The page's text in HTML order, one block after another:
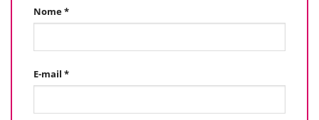
Nome*
E-mail *